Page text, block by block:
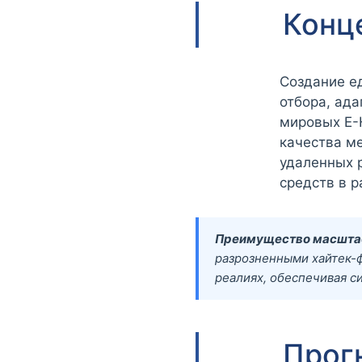
Создание
отбора,
мировых E-
качества
удаленных
средств в
Преимущество
разрозненными
реалиях, обеспечивая